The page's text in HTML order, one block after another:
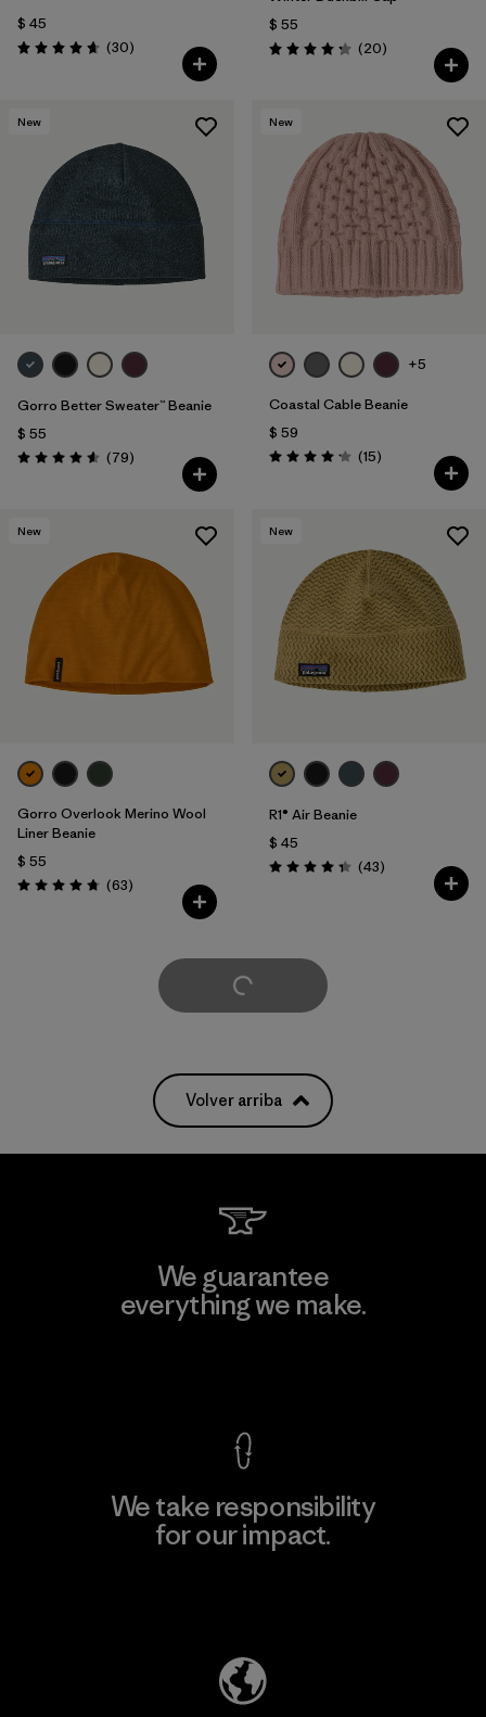
$ 45
Valoración: 4.6 / 5
(30Comentarios
)
$ 55
Valoración: 4.3 / 5
(20Comentarios
)
New
Gorro Better Sweater™ Beanie
$ 55
Valoración: 4.6 / 5
(79Comentarios
)
New
+5
Coastal Cable Beanie
$ 59
Valoración: 4.2 / 5
(15Comentarios
)
New
Gorro Overlook Merino Wool
Liner Beanie
$ 55
Valoración: 4.8 / 5
(63Comentarios
)
New
R1® Air Beanie
$ 45
Valoración: 4.3 / 5
(43Comentarios
)
Cargar Más
Volver arriba
We guarantee
everything we make.
We take responsibility
for our impact.